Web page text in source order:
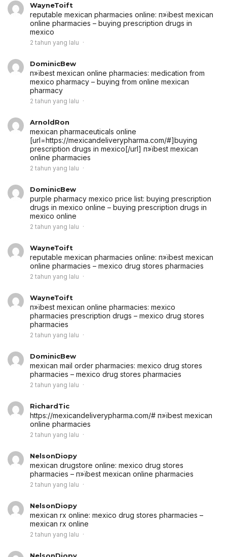
WayneToift
reputable mexican pharmacies online: п»їbest mexican
online pharmacies – buying prescription drugs in
mexico
2 tahun yang lalu
DominicBew
п»їbest mexican online pharmacies: medication from
mexico pharmacy – buying from online mexican
pharmacy
2 tahun yang lalu
ArnoldRon
mexican pharmaceuticals online
[url=https://mexicandeliverypharma.com/#]buying
prescription drugs in mexico[/url] п»їbest mexican
online pharmacies
2 tahun yang lalu
DominicBew
purple pharmacy mexico price list: buying prescription
drugs in mexico online – buying prescription drugs in
mexico online
2 tahun yang lalu
WayneToift
reputable mexican pharmacies online: п»їbest mexican
online pharmacies – mexico drug stores pharmacies
2 tahun yang lalu
WayneToift
п»їbest mexican online pharmacies: mexico
pharmacies prescription drugs – mexico drug stores
pharmacies
2 tahun yang lalu
DominicBew
mexican mail order pharmacies: mexico drug stores
pharmacies – mexico drug stores pharmacies
2 tahun yang lalu
RichardTic
https://mexicandeliverypharma.com/# п»їbest mexican
online pharmacies
2 tahun yang lalu
NelsonDiopy
mexican drugstore online: mexico drug stores
pharmacies – п»їbest mexican online pharmacies
2 tahun yang lalu
NelsonDiopy
mexican rx online: mexico drug stores pharmacies –
mexican rx online
2 tahun yang lalu